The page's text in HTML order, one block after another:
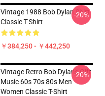
Vintage 1988 Bob Dylan Shirt
Classic T-Shirt
￥384,250 - ￥442,250
-20%
Vintage Retro Bob Dylan's Gift
Music 60s 70s 80s Men
Women Classic T-Shirt
-20%